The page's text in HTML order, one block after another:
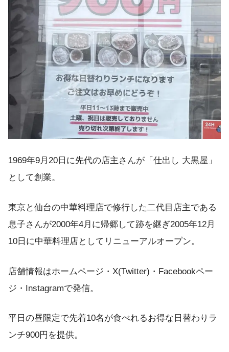
1969年9月20日に先代の店主さんが「仕出し 大黒屋」
として創業。
東京と仙台の中華料理店で修行した二代目店主である
息子さんが2000年4月に帰郷して跡を継ぎ2005年12月
10日に中華料理店としてリニューアルオープン。
店舗情報はホームページ・X(Twitter)・Facebookペー
ジ・Instagramで発信。
平日の昼限定で先着10名が食べれるお得な日替わりラ
ンチ900円を提供。